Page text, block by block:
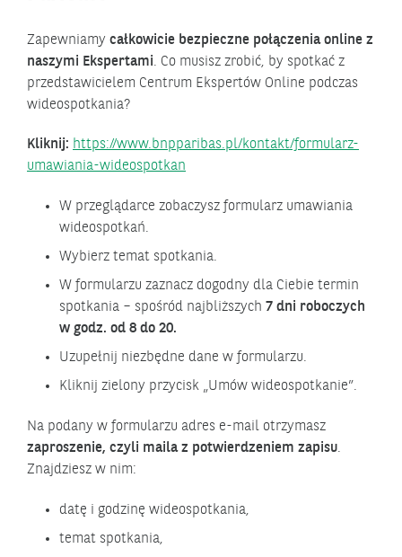
Zapewniamy całkowicie bezpieczne połączenia online z
naszymi Ekspertami. Co musisz zrobić, by spotkać z
przedstawicielem Centrum Ekspertów Online podczas
wideospotkania?
Kliknij: https://www.bnpparibas.pl/kontakt/formularz-
umawiania-wideospotkan
W przeglądarce zobaczysz formularz umawiania
wideospotkań.
Wybierz temat spotkania.
W formularzu zaznacz dogodny dla Ciebie termin
spotkania – spośród najbliższych 7 dni roboczych
w godz. od 8 do 20.
Uzupełnij niezbędne dane w formularzu.
Kliknij zielony przycisk „Umów wideospotkanie”.
Na podany w formularzu adres e-mail otrzymasz
zaproszenie, czyli maila z potwierdzeniem zapisu.
Znajdziesz w nim:
datę i godzinę wideospotkania,
temat spotkania,